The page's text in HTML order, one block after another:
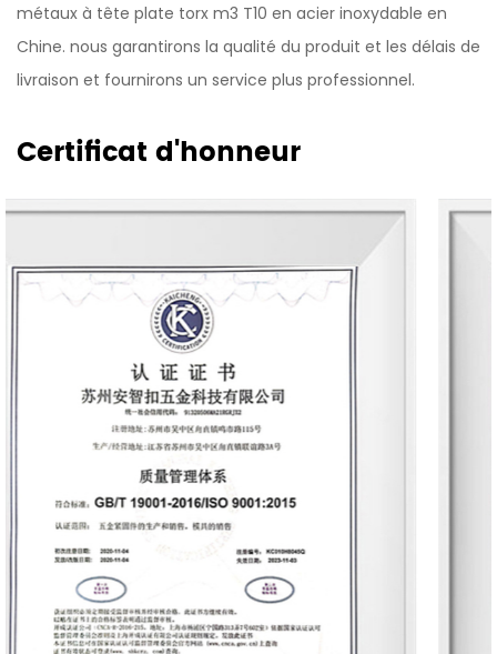
métaux à tête plate torx m3 T10 en acier inoxydable en
Chine. nous garantirons la qualité du produit et les délais de
livraison et fournirons un service plus professionnel.
Certificat d'honneur